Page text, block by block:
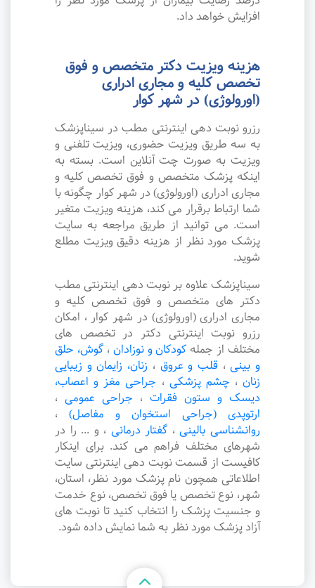
افزایش خواهد داد.
هزینه ویزیت دکتر متخصص و فوق
تخصص کلیه و مجاری ادراری
(اورولوژی) در شهر کوار
رزرو نوبت دهی اینترنتی مطب در سیناپزشک
به سه طریق ویزیت حضوری، ویزیت تلفنی و
ویزیت به صورت چت آنلاین است. بسته به
اینکه پزشک متخصص و فوق تخصص کلیه و
مجاری ادراری (اورولوژی) در شهر کوار چگونه با
شما ارتباط برقرار می کند، هزینه ویزیت متغیر
است. می توانید از طریق مراجعه به سایت
پزشک مورد نظر از هزینه دقیق ویزیت مطلع
شوید.
سیناپزشک علاوه بر نوبت دهی اینترنتی مطب
دکتر های متخصص و فوق تخصص کلیه و
مجاری ادراری (اورولوژی) در شهر کوار ، امکان
رزرو نوبت اینترنتی دکتر در تخصص های
مختلف از جمله کودکان و نوزادان ،گوش، حلق
و بینی ، قلب و عروق ، زنان، زایمان و زیبایی
زنان ، چشم پزشکی ، جراحی مغز و اعصاب،
دیسک و ستون فقرات ، جراحی عمومی ،
ارتوپدی (جراحی استخوان و مفاصل)
،
روانشناسی بالینی ، گفتار درمانی ، و ... را در
شهرهای مختلف فراهم می کند. برای اینکار
کافیست از قسمت نوبت دهی اینترنتی سایت
اطلاعاتی همچون نام پزشک مورد نظر، استان،
شهر، نوع تخصص یا فوق تخصص، نوع خدمت
و جنسیت پزشک را انتخاب کنید تا نوبت های
آزاد پزشک مورد نظر به شما نمایش داده شود.